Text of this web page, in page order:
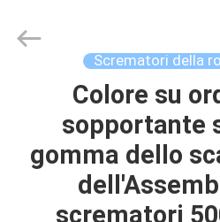
PRODOTTI
CIRCA
Drilling
Equipment
Scrematori della
Colore su
sopportante
gomma dello
scrematori